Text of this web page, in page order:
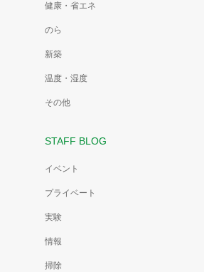
健康・省エネ
のら
新築
温度・湿度
その他
STAFF BLOG
イベント
プライベート
実験
情報
掃除